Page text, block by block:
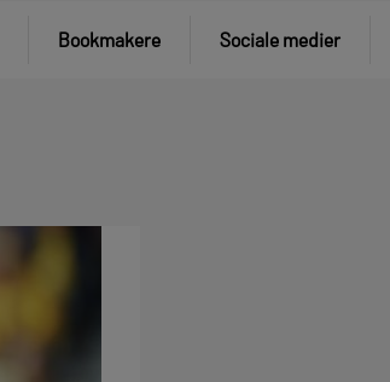
Bookmakere Sociale medier